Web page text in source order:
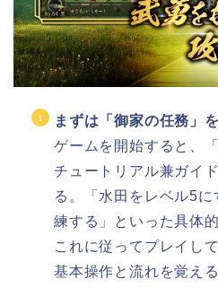
まずは「御家の任務」
ゲームを開始すると、
チュートリアル兼ガイ
る。「水田をレベル5に
練する」といった具体
これに従ってプレイし
基本操作と流れを覚え